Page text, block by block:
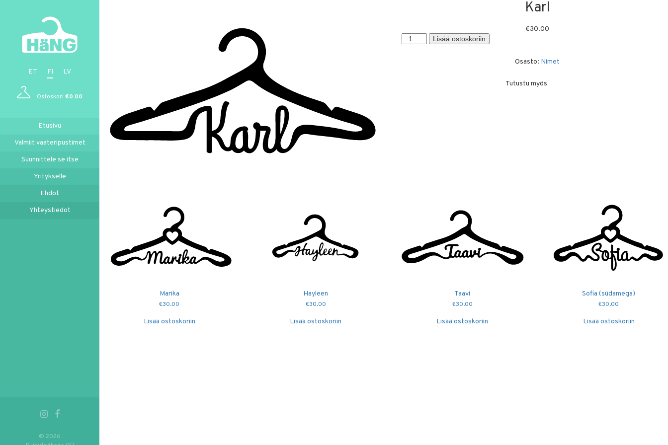
ET FI LV
Ostoskori €0.00
Etusivu
Valmiit vaateripustimet
Suunnittele se itse
Yritykselle
Ehdot
Yhteystiedot
© 2026
Karl
€30.00
Karl
määrä
Lisää ostoskoriin
Osasto: Nimet
Tutustu myös
Marika
€30.00
Lisää ostoskoriin
Hayleen
€30.00
Lisää ostoskoriin
Taavi
€30.00
Lisää ostoskoriin
Sofia (südamega)
€30.00
Lisää ostoskoriin